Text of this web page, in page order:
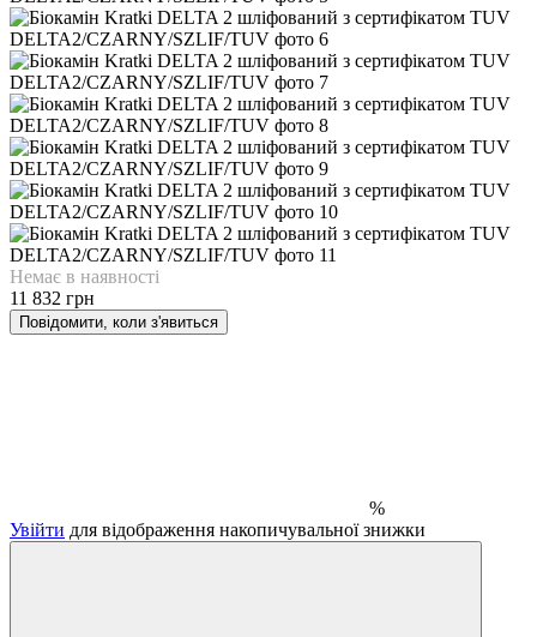
Немає в наявності
11 832 грн
Повідомити, коли з'явиться
%
Увійти для відображення накопичувальної знижки